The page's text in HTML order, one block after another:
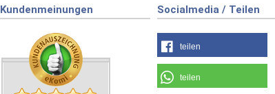
Kundenmeinungen Socialmedia / Teilen
teilen
teilen